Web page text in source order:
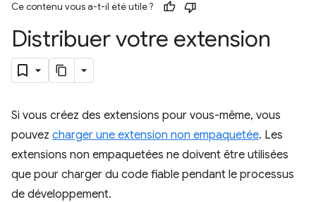
Ce contenu vous a-t-il été utile ?
Distribuer votre extension
Si vous créez des extensions pour vous-même, vous
pouvez charger une extension non empaquetée. Les
extensions non empaquetées ne doivent être utilisées
que pour charger du code fiable pendant le processus
de développement.